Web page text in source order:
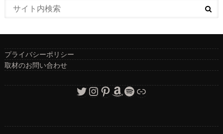
プライバシーポリシー
取材のお問い合わせ
Twitter
Instagram
Pinterest
Amazon
Spotify
リンク